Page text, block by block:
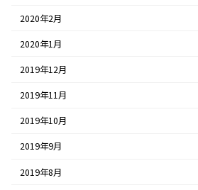
2020年2月
2020年1月
2019年12月
2019年11月
2019年10月
2019年9月
2019年8月